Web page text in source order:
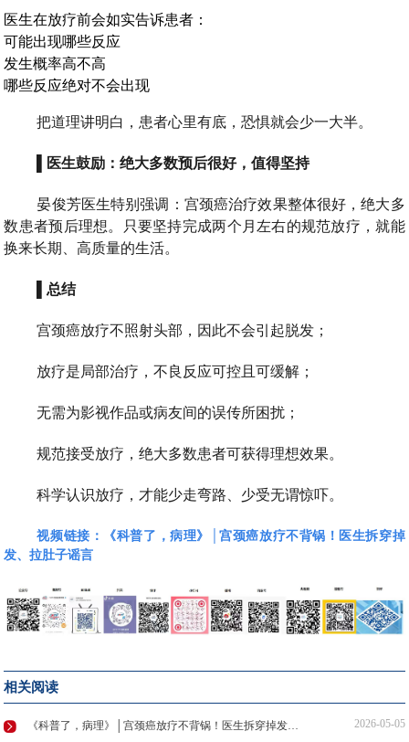
医生在放疗前会如实告诉患者：
可能出现哪些反应
发生概率高不高
哪些反应绝对不会出现
把道理讲明白，患者心里有底，恐惧就会少一大半。
▌医生鼓励：绝大多数预后很好，值得坚持
晏俊芳医生特别强调：宫颈癌治疗效果整体很好，绝大多
数患者预后理想。只要坚持完成两个月左右的规范放疗，就能
换来长期、高质量的生活。
▌总结
宫颈癌放疗不照射头部，因此不会引起脱发；
放疗是局部治疗，不良反应可控且可缓解；
无需为影视作品或病友间的误传所困扰；
规范接受放疗，绝大多数患者可获得理想效果。
科学认识放疗，才能少走弯路、少受无谓惊吓。
视频链接：
《科普了，病理》│宫颈癌放疗不背锅！医生拆穿掉
发、拉肚子谣言
相关阅读
2026-05-05